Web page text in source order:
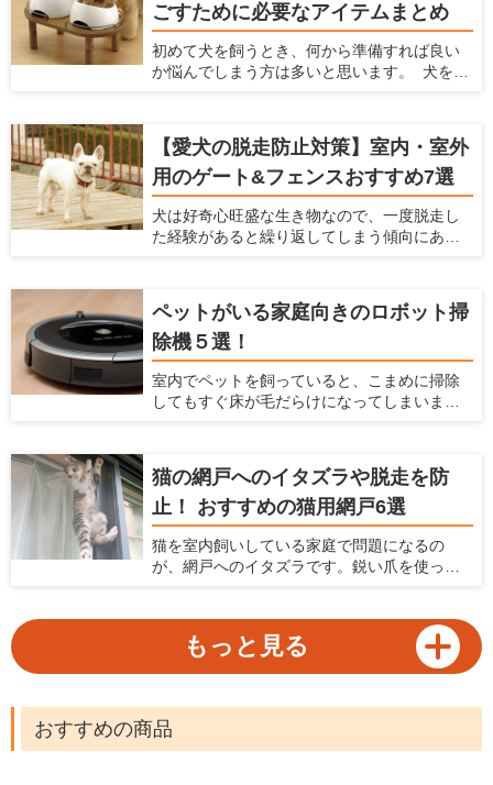
すよね。 そこで今回は、ペットカメラを選ぶ
ときのポイント5つと、おすすめのペットカメ
ラ4つをご紹介いたします
ごすために必要なアイテムまとめ
初めて犬を飼うとき、何から準備すれば良い
か悩んでしまう方は多いと思います。 犬を飼
使うものなので、犬を飼う前に準備しておく
と慌てずに済みます。ケガや事故防止に、床
滑り対策や、ゲートの設置についても考えて
おくべきです。 この記事では、初めて犬を飼
う方におすすめのアイテムを紹介するととも
に、犬を飼う前にできる室内環境の準備につ
【愛犬の脱走防止対策】室内・室外
用のゲート&フェンスおすすめ7選
犬は好奇心旺盛な生き物なので、一度脱走し
た経験があると繰り返してしまう傾向にあり
しましょう。この記事では、脱走防止を考え
るポイントと、使い勝手の良いアイテムをま
とめて紹介します。
ペットがいる家庭向きのロボット掃
除機５選！
室内でペットを飼っていると、こまめに掃除
してもすぐ床が毛だらけになってしまいま
ボット掃除機がおすすめ。ロボット掃除機が1
台あれば、毎日の家事負担を軽減できます。
近年ロボット掃除機は高性能化が著しく、各
メーカーからさまざまなモデルがラインナッ
プされています。本記事ではロボット掃除機
の選び方とおすすめの機種をご紹介します。
猫の網戸へのイタズラや脱走を防
止！ おすすめの猫用網戸6選
猫を室内飼いしている家庭で問題になるの
が、網戸へのイタズラです。鋭い爪を使って
だけでなく、猫が脱走してしまう危険性を考
えると、網戸問題は猫を飼っている家庭に
とって早急に対処したい問題。猫を飼ってい
止に役立つ対策と、猫がいても安心して使え
る網戸を紹介します。
もっと見る
おすすめの商品